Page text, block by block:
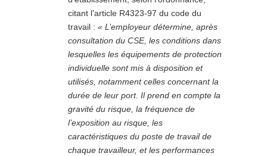
citant l’article R4323-97 du code du
travail : « L’employeur détermine, après
consultation du CSE, les conditions dans
lesquelles les équipements de protection
individuelle sont mis à disposition et
utilisés, notamment celles concernant la
durée de leur port. Il prend en compte la
gravité du risque, la fréquence de
l’exposition au risque, les
caractéristiques du poste de travail de
chaque travailleur, et les performances